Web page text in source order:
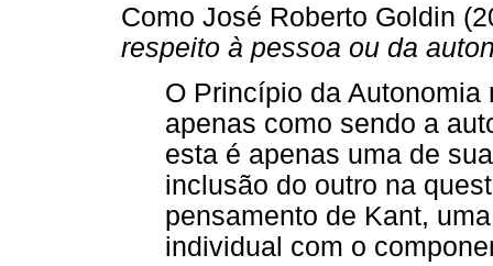
Como José Roberto Goldin
respeito à pessoa ou da
O Princípio da
apenas como sendo a
esta é apenas uma de
inclusão do outro na
pensamento de Kant,
individual com o